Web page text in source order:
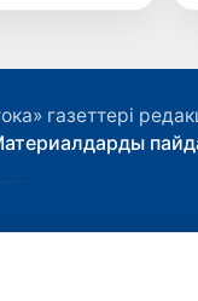
газеттері